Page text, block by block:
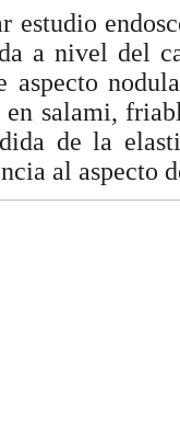
estudio
a nivel del
aspecto
en salami,
de la
al aspecto